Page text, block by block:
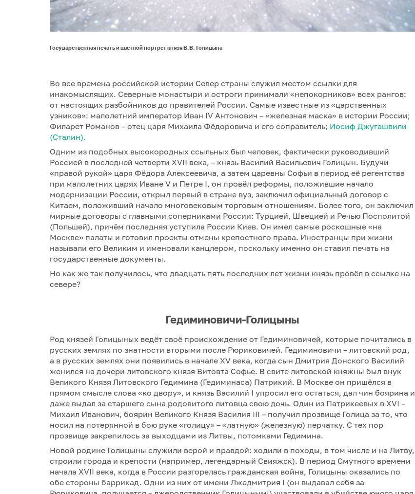
Государственная печать и цветной портрет князя В.В. Голицына
Во все времена российской истории Север страны служил местом ссылки для
инакомыслящих. Северные монастыри и остроги принимали «непокорников» всех рангов:
от настоящих разбойников до правителей России. Самые известные из «царственных
узников»: малолетний император Иван IV Антонович – «железная маска» в истории России;
Филарет Романов – отец царя Михаила Фёдоровича и его соправитель; Иосиф Джугашвили
(Сталин).
Одним из подобных высокородных ссыльных был человек, фактически руководивший
Россией в последней четверти XVII века, – князь Василий Васильевич Голицын. Будучи
«правой рукой» царя Фёдора Алексеевича, а затем царевны Софьи в период её регентства
при малолетних царях Иване V и Петре I, он провёл реформы, положившие начало
модернизации России, открыл первый в стране вуз, заключил официальный договор с
Китаем, положивший начало многовековым торговым отношениям. Более того, он заключил
мирные договоры с главными соперниками России: Турцией, Швецией и Речью Посполитой
(Польшей), причём последняя уступила России Киев. Он имел самые роскошные «на
Москве» палаты и готовил проекты отмены крепостного права. Иностранцы при жизни
называли его Великим и именовали канцлером, поскольку именно он ставил печать на
государственные документы.
Но как же так получилось, что двадцать пять последних лет жизни князь провёл в ссылке на
севере?
Гедиминовичи-Голицыны
Род князей Голицыных ведёт своё происхождение от Гедиминовичей, которые почитались в
русских землях по знатности вторыми после Рюриковичей. Гедиминовичи – литовский род,
а в русских землях они появились в начале XV века, когда сын Дмитрия Донского Василий
женился на дочери литовского князя Витовта Софье. В свите литовской княжны был внук
Великого Князя Литовского Гедимина (Гедиминаса) Патрикий. В Москве он пришёлся в
прямом смысле слова «ко двору», и князь Василий I упросил его остаться, дал чин боярина и
даже выдал за старшего сына родовитого литовца свою дочь. Один из Патрикеевых в XVI –
Михаил Иванович, боярин Великого Князя Василия III – получил прозвище Голица за то, что
носил на потерянной в бою руке «голицу» – «латную» (железную) перчатку. С тех пор
прозвище закрепилось за выходцами из Литвы, потомками Гедимина.
Новой родине Голицыны служили верой и правдой: ходили в походы, в том числе и на Литву,
строили города и крепости (например, легендарный Свияжск). В период Смутного времени
начала XVII века, когда в России разгорелась гражданская война, Голицыны оказались по
обе стороны баррикад. Одни из них от имени Лжедмитрия I (он выдавал себя за